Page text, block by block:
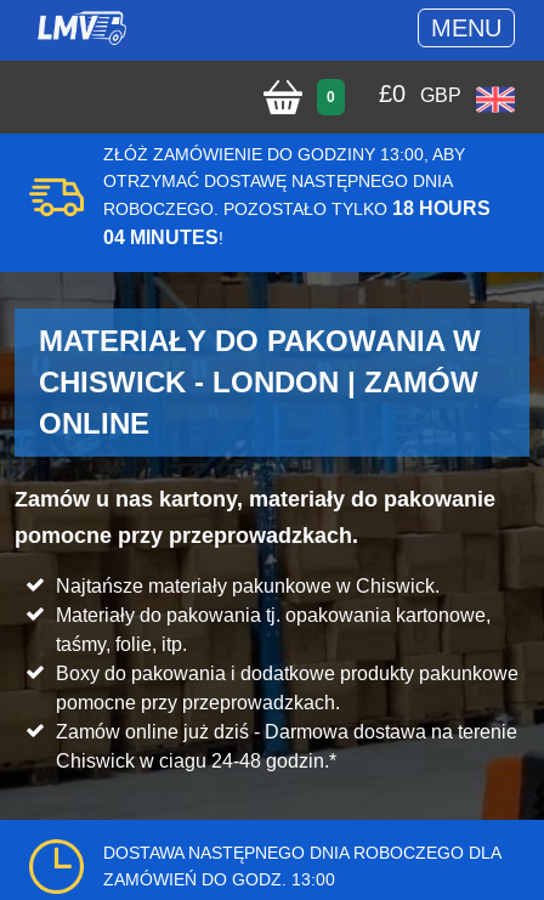
MENU
0 £0 GBP
ZŁÓŻ ZAMÓWIENIE DO GODZINY 13:00, ABY
OTRZYMAĆ DOSTAWĘ NASTĘPNEGO DNIA
ROBOCZEGO. POZOSTAŁO TYLKO 18 HOURS
04 MINUTES!
MATERIAŁY DO PAKOWANIA W
CHISWICK - LONDON | ZAMÓW
ONLINE
Zamów u nas kartony, materiały do pakowanie
pomocne przy przeprowadzkach.
Najtańsze materiały pakunkowe w Chiswick.
Materiały do pakowania tj. opakowania kartonowe,
taśmy, folie, itp.
Boxy do pakowania i dodatkowe produkty pakunkowe
pomocne przy przeprowadzkach.
Zamów online już dziś - Darmowa dostawa na terenie
Chiswick w ciagu 24-48 godzin.*
DOSTAWA NASTĘPNEGO DNIA ROBOCZEGO DLA
ZAMÓWIEŃ DO GODZ. 13:00